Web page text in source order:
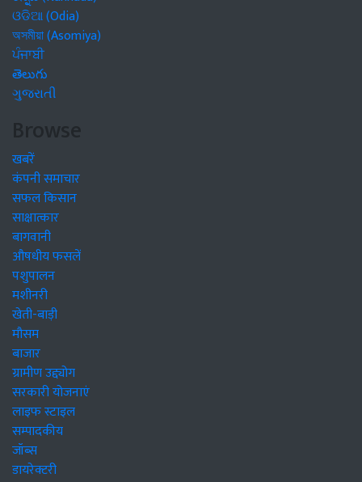
ଓଡିଆ (Odia)
অসমীয়া (Asomiya)
ਪੰਜਾਬੀ
తెలుగు
ગુજરાતી
Browse
खबरें
कंपनी समाचार
सफल किसान
साक्षात्कार
बागवानी
औषधीय फसलें
पशुपालन
मशीनरी
खेती-बाड़ी
मौसम
बाजार
ग्रामीण उद्द्योग
सरकारी योजनाएं
लाइफ स्टाइल
सम्पादकीय
जॉब्स
डायरेक्टरी